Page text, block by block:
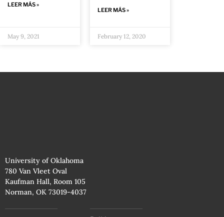
LEER MÁS »
May 9, 2021
LEER MÁS »
February 12, 2020
University of Oklahoma
780 Van Vleet Oval
Kaufman Hall, Room 105
Norman, OK 73019-4037